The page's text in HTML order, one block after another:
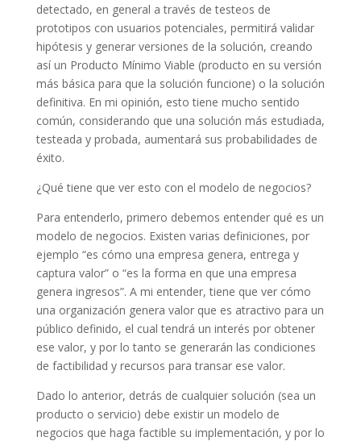
detectado, en general a través de testeos de
prototipos con usuarios potenciales, permitirá validar
hipótesis y generar versiones de la solución, creando
así un Producto Mínimo Viable (producto en su versión
más básica para que la solución funcione) o la solución
definitiva. En mi opinión, esto tiene mucho sentido
común, considerando que una solución más estudiada,
testeada y probada, aumentará sus probabilidades de
éxito.
¿Qué tiene que ver esto con el modelo de negocios?
Para entenderlo, primero debemos entender qué es un
modelo de negocios. Existen varias definiciones, por
ejemplo “es cómo una empresa genera, entrega y
captura valor” o “es la forma en que una empresa
genera ingresos”. A mi entender, tiene que ver cómo
una organización genera valor que es atractivo para un
público definido, el cual tendrá un interés por obtener
ese valor, y por lo tanto se generarán las condiciones
de factibilidad y recursos para transar ese valor.
Dado lo anterior, detrás de cualquier solución (sea un
producto o servicio) debe existir un modelo de
negocios que haga factible su implementación, y por lo